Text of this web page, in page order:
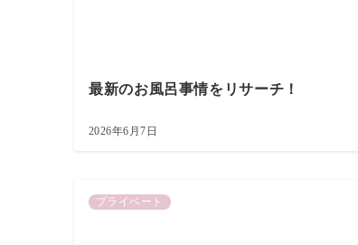
最新のお風呂事情をリサーチ！
2026年6月7日
プライベート